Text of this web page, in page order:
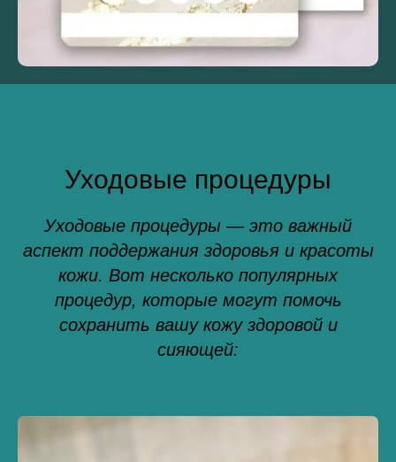
Уходовые процедуры
Уходовые процедуры — это важный
аспект поддержания здоровья и красоты
кожи. Вот несколько популярных
процедур, которые могут помочь
сохранить вашу кожу здоровой и
сияющей: